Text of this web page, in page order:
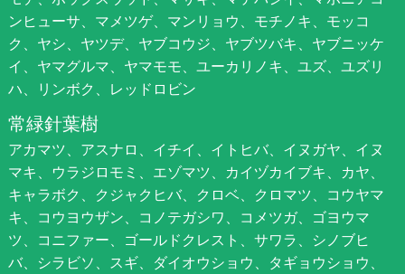
ンヒューサ、マメツゲ、マンリョウ、モチノキ、モッコ
ク、ヤシ、ヤツデ、ヤブコウジ、ヤブツバキ、ヤブニッケ
イ、ヤマグルマ、ヤマモモ、ユーカリノキ、ユズ、ユズリ
ハ、リンボク、レッドロビン
常緑針葉樹
アカマツ、アスナロ、イチイ、イトヒバ、イヌガヤ、イヌ
マキ、ウラジロモミ、エゾマツ、カイヅカイブキ、カヤ、
キャラボク、クジャクヒバ、クロベ、クロマツ、コウヤマ
キ、コウヨウザン、コノテガシワ、コメツガ、ゴヨウマ
ツ、コニファー、ゴールドクレスト、サワラ、シノブヒ
バ、シラビソ、スギ、ダイオウショウ、タギョウショウ、